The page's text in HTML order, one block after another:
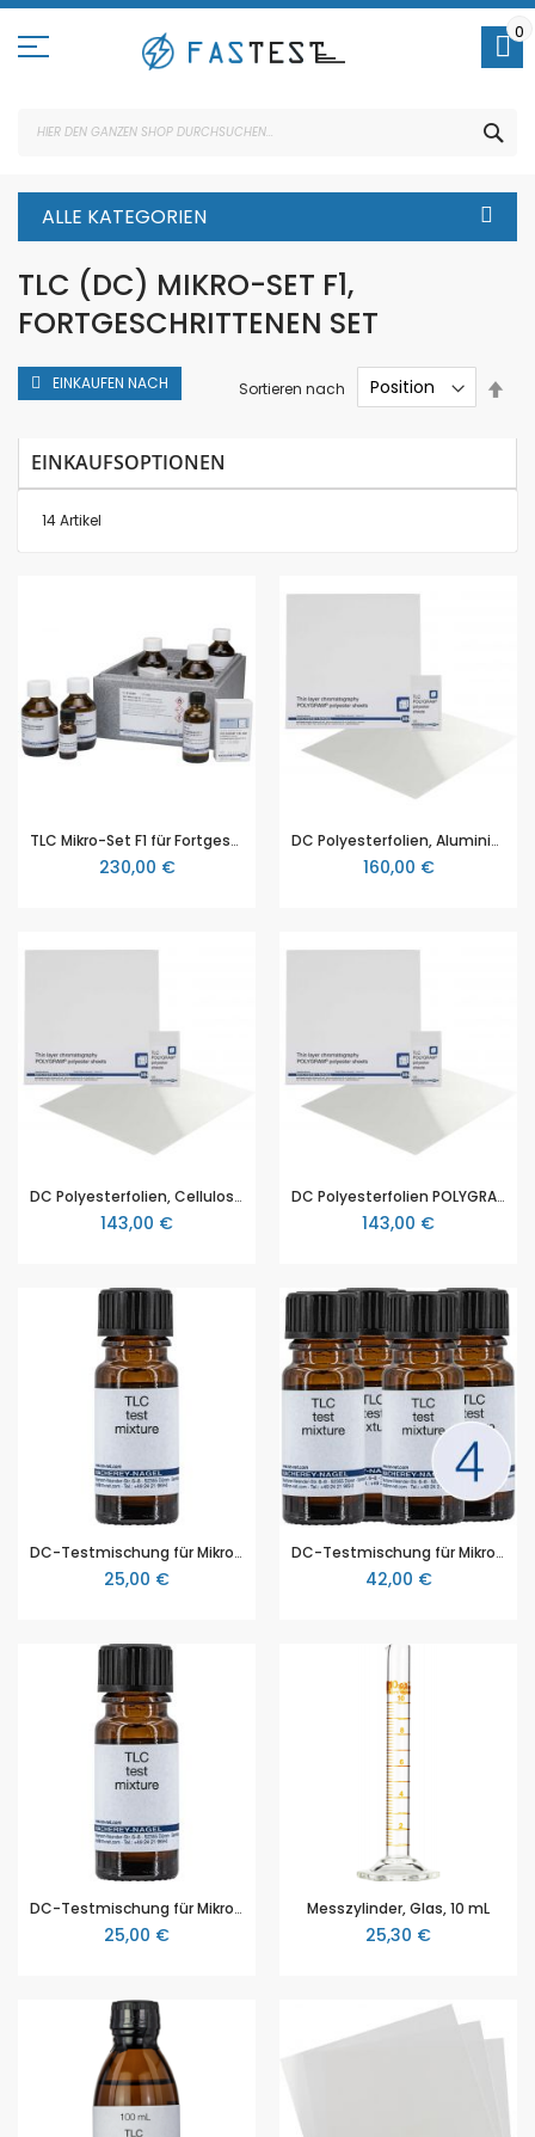
Direkt
Inhalt
0
ALLE KATEGORIEN
TLC (DC) MIKRO-SET F1,
FORTGESCHRITTENEN SET
14Artikel
Sortieren nach
TLC Mikro-Set F1 für Fortgeschrittene, von Macherey Nagel, Voraussetzung für die Durchführung der Trennungen gemäß Set F 1 bis F 3
230,00 €
DC Polyesterfolien, Aluminiumoxid, POLYGRAM Alox N UV254, Größe 4 x 8 cm, Packung mit 200 Stück
160,00 €
DC Polyesterfolien, Cellulose, POLYGRAM CEL 300, 4x8 cm, Packung mit 4 x 50 Stück, Ergänzungsteile für alle TLC Mikro-Sets
143,00 €
DC Polyesterfolien POLYGRAM SIL G UV254, unmodifizierte Kieselgel (SiOH)-Schicht, 4 x 50 Stück
143,00 €
DC-Testmischung für Mikro-Set F1, Kationen (Schwermetalle)
25,00 €
DC-Testmischung für Mikro-Set F1, Aminosäuren, einzeln
42,00 €
DC-Testmischung für Mikro-Set F1, Aminosäuren
25,00 €
Messzylinder, Glas, 10 mL
25,30 €
EINKAUFEN NACH
EINKAUFSOPTIONEN